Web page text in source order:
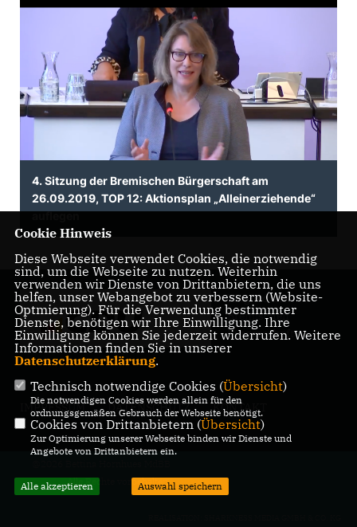
4. Sitzung der Bremischen Bürgerschaft am
26.09.2019, TOP 12: Aktionsplan „Alleinerziehende“
auflegen
Mitglied der
Bremischen
Bürgerschaft
IMPRESSUM DATENSCHUTZ KONTAKT
Alle Rechte vorbehalten.
Cookie Hinweis
Diese Webseite verwendet Cookies, die notwendig
sind, um die Webseite zu nutzen. Weiterhin
verwenden wir Dienste von Drittanbietern, die uns
helfen, unser Webangebot zu verbessern (Website-
Optmierung). Für die Verwendung bestimmter
Dienste, benötigen wir Ihre Einwilligung. Ihre
Einwilligung können Sie jederzeit widerrufen. Weitere
Informationen finden Sie in unserer
Datenschutzerklärung.
Technisch notwendige Cookies (Übersicht)
Die notwendigen Cookies werden allein für den
ordnungsgemäßen Gebrauch der Webseite benötigt.
Cookies von Drittanbietern (Übersicht)
Zur Optimierung unserer Webseite binden wir Dienste und
Angebote von Drittanbietern ein.
Alle akzeptieren Auswahl speichern